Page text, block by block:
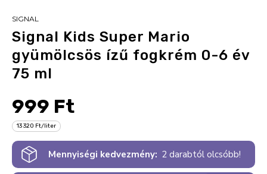
SIGNAL
Signal Kids Super Mario
gyümölcsös ízű fogkrém 0-6 év
75 ml
999 Ft
13 320 Ft/liter
Mennyiségi kedvezmény: 2 darabtól olcsóbb!